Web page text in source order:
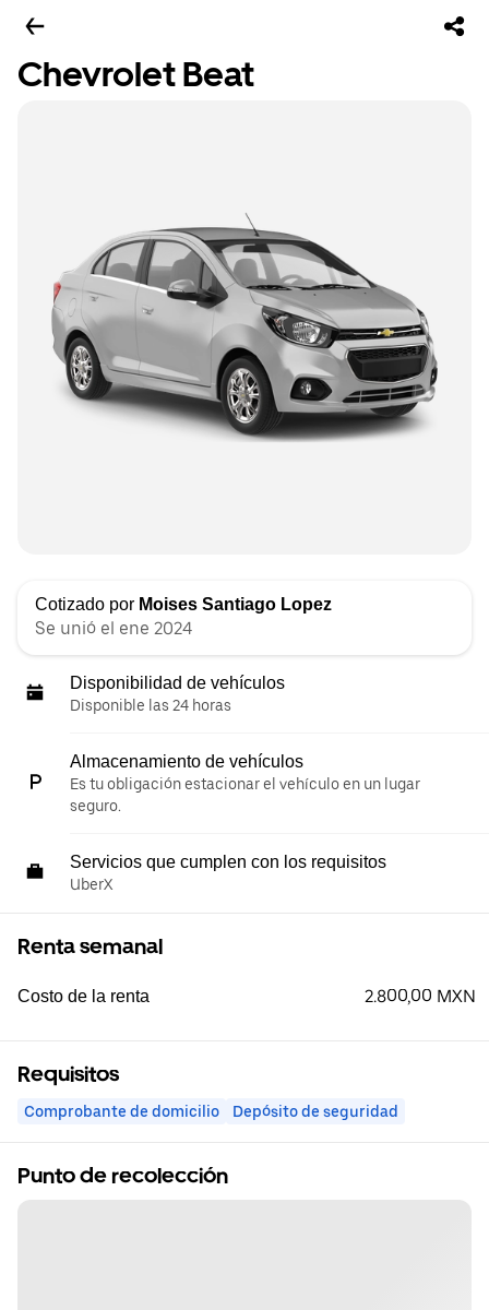
Chevrolet Beat
Cotizado por Moises Santiago Lopez
Se unió el ene 2024
Disponibilidad de vehículos
Disponible las 24 horas
Almacenamiento de vehículos
Es tu obligación estacionar el vehículo en un lugar
seguro.
Servicios que cumplen con los requisitos
UberX
Renta semanal
Costo de la renta 2.800,00 MXN
Requisitos
Comprobante de domicilio Depósito de seguridad
Punto de recolección